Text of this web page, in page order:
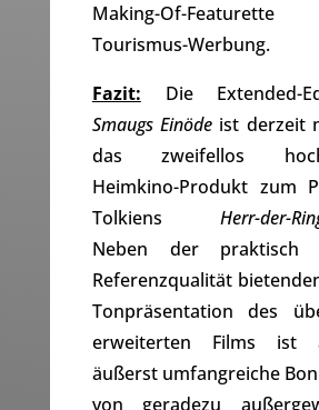
Making-Of-
Tourismus-Werbung.
Fazit: Die Extended-
Smaugs Einöde ist derzeit
das zweifellos
Heimkino-Produkt zum
TolkiensHerr-der-
Neben der praktisch
Referenzqualität
Tonpräsentation des
erweiterten Films ist
äußerst umfangreiche
von geradezu